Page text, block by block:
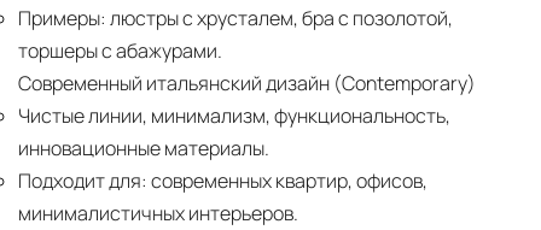
Примеры: люстры с хрусталем, бра с позолотой,
торшеры с абажурами.
Современный итальянский дизайн (Contemporary)
Чистые линии, минимализм, функциональность,
инновационные материалы.
Подходит для: современных квартир, офисов,
минималистичных интерьеров.